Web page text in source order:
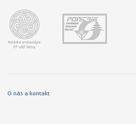
O nás a kontakt